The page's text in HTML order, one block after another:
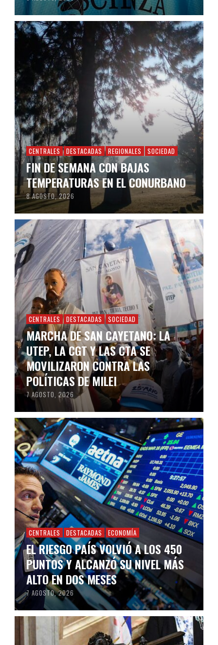
CENTRALES DESTACADAS REGIONALES SOCIEDAD
FIN DE SEMANA CON BAJAS
TEMPERATURAS EN EL CONURBANO
8 AGOSTO, 2026
CENTRALES DESTACADAS SOCIEDAD
MARCHA DE SAN CAYETANO: LA
UTEP, LA CGT Y LAS CTA SE
MOVILIZARON CONTRA LAS
POLÍTICAS DE MILEI
7 AGOSTO, 2026
CENTRALES DESTACADAS ECONOMÍA
EL RIESGO PAÍS VOLVIÓ A LOS 450
PUNTOS Y ALCANZÓ SU NIVEL MÁS
ALTO EN DOS MESES
7 AGOSTO, 2026